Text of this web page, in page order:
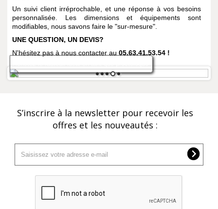
Un suivi client irréprochable, et une réponse à vos besoins
personnalisée. Les dimensions et équipements sont
modifiables, nous savons faire le "sur-mesure".
UNE QUESTION, UN DEVIS?
N'hésitez pas à nous contacter au 05.63.41.53.54 !
1 2 3 4 5
S’inscrire à la newsletter pour recevoir les
offres et les nouveautés :